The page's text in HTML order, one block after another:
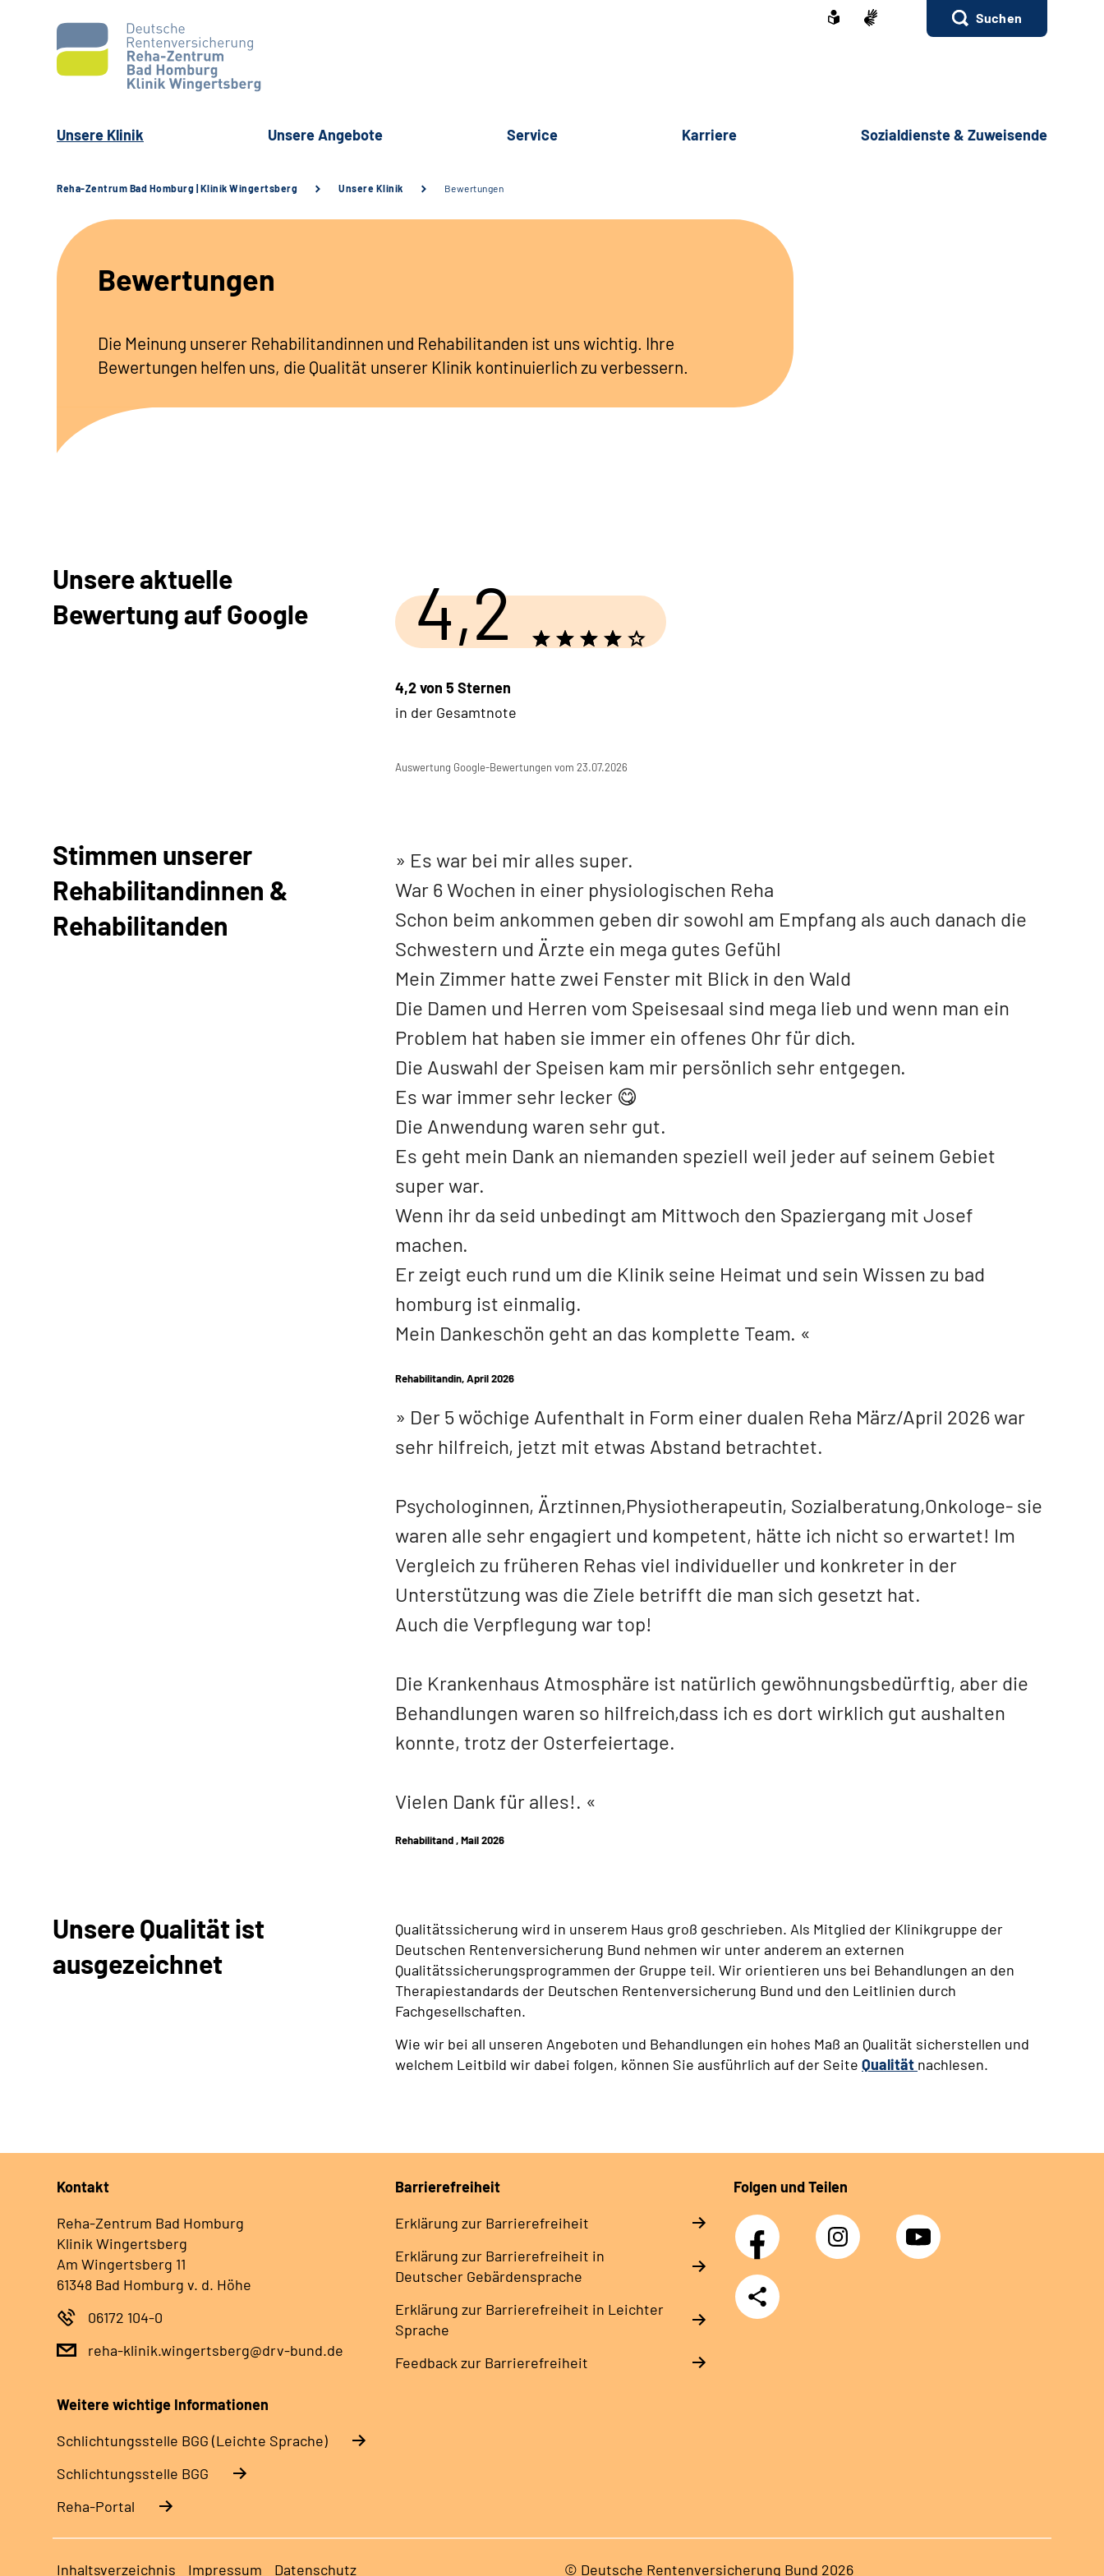
Suchen
Unsere Klinik Unsere Angebote Service Karriere Sozialdienste & Zuweisende
Reha-Zentrum Bad Homburg | Klinik Wingertsberg Unsere Klinik Bewertungen
Bewertungen
Die Meinung unserer Rehabilitandinnen und Rehabilitanden ist uns wichtig. Ihre
Bewertungen helfen uns, die Qualität unserer Klinik kontinuierlich zu verbessern.
Unsere aktuelle
Bewertungauf Google 4,2
4,2 von 5 Sternen
in der Gesamtnote
Auswertung Google-Bewertungen vom 23.07.2026
Stimmen unserer
Rehabilitandinnen &
Rehabilitanden
Es war bei mir alles super.
War 6 Wochen in einer physiologischen Reha
Schon beim ankommen geben dir sowohl am Empfang als auch danach die
Schwestern und Ärzte ein mega gutes Gefühl
Mein Zimmer hatte zwei Fenster mit Blick in den Wald
Die Damen und Herren vom Speisesaal sind mega lieb und wenn man ein
Problem hat haben sie immer ein offenes Ohr für dich.
Die Auswahl der Speisen kam mir persönlich sehr entgegen.
Es war immer sehr lecker 😋
Die Anwendung waren sehr gut.
Es geht mein Dank an niemanden speziell weil jeder auf seinem Gebiet
super war.
Wenn ihr da seid unbedingt am Mittwoch den Spaziergang mit Josef
machen.
Er zeigt euch rund um die Klinik seine Heimat und sein Wissen zu bad
homburg ist einmalig.
Mein Dankeschön geht an das komplette Team.
Rehabilitandin, April 2026
Der 5 wöchige Aufenthalt in Form einer dualen Reha März/April 2026 war
sehr hilfreich, jetzt mit etwas Abstand betrachtet.
Psychologinnen, Ärztinnen,Physiotherapeutin, Sozialberatung,Onkologe- sie
waren alle sehr engagiert und kompetent, hätte ich nicht so erwartet! Im
Vergleich zu früheren Rehas viel individueller und konkreter in der
Unterstützung was die Ziele betrifft die man sich gesetzt hat.
Auch die Verpflegung war top!
Die Krankenhaus Atmosphäre ist natürlich gewöhnungsbedürftig, aber die
Behandlungen waren so hilfreich,dass ich es dort wirklich gut aushalten
konnte, trotz der Osterfeiertage.
Vielen Dank für alles!.
Rehabilitand , Mail 2026
Unsere Qualität ist
ausgezeichnet
Qualitätssicherung wird in unserem Haus groß geschrieben. Als Mitglied der Klinikgruppe der
Deutschen Rentenversicherung Bund nehmen wir unter anderem an externen
Qualitätssicherungsprogrammen der Gruppe teil. Wir orientieren uns bei Behandlungen an den
Therapiestandards der Deutschen Rentenversicherung Bund und den Leitlinien durch
Fachgesellschaften.
Wie wir bei all unseren Angeboten und Behandlungen ein hohes Maß an Qualität sicherstellen und
welchem Leitbild wir dabei folgen, können Sie ausführlich auf der Seite Qualität nachlesen.
Kontakt
Reha-Zentrum Bad Homburg
Klinik Wingertsberg
Am Wingertsberg 11
61348 Bad Homburg v. d. Höhe
06172 104-0
reha-klinik.wingertsberg@drv-bund.de
Barrierefreiheit
Erklärung zur Barrierefreiheit
Erklärung zur Barrierefreiheit in
Deutscher Gebärdensprache
Erklärung zur Barrierefreiheit in Leichter
Sprache
Feedback zur Barrierefreiheit
Folgen und Teilen
Facebook Instagram YouTube
Teilen
Weitere wichtige Informationen
Schlich­tungs­stel­le BGG (Leichte Sprache)
Schlich­tungs­stel­le BGG
Reha-Portal
Inhaltsverzeichnis Impressum Datenschutz © Deutsche Rentenversicherung Bund 2026